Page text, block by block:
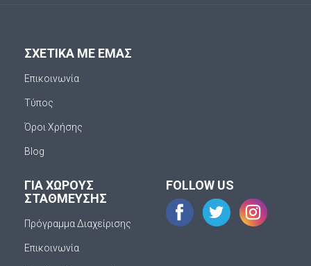
ΣΧΕΤΙΚΑ ΜΕ ΕΜΑΣ
Επικοινωνία
Τύπος
Όροι Χρήσης
Blog
ΓΙΑ ΧΩΡΟΥΣ
ΣΤΑΘΜΕΥΣΗΣ
Πρόγραμμα Διαχείρισης
Επικοινωνία
FOLLOW US